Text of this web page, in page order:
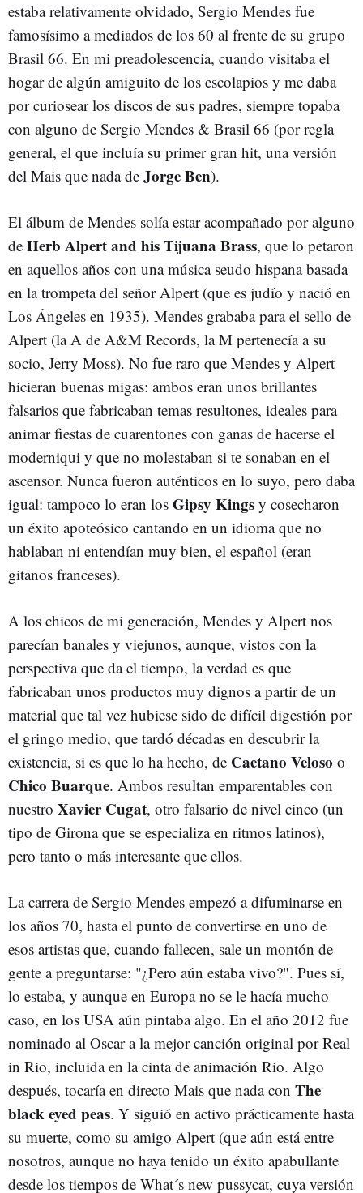
estaba relativamente olvidado, Sergio Mendes fue
famosísimo a mediados de los 60 al frente de su grupo
Brasil 66. En mi preadolescencia, cuando visitaba el
hogar de algún amiguito de los escolapios y me daba
por curiosear los discos de sus padres, siempre topaba
con alguno de Sergio Mendes & Brasil 66 (por regla
general, el que incluía su primer gran hit, una versión
del Mais que nada de Jorge Ben).
El álbum de Mendes solía estar acompañado por alguno
de Herb Alpert and his Tijuana Brass, que lo petaron
en aquellos años con una música seudo hispana basada
en la trompeta del señor Alpert (que es judío y nació en
Los Ángeles en 1935). Mendes grababa para el sello de
Alpert (la A de A&M Records, la M pertenecía a su
socio, Jerry Moss). No fue raro que Mendes y Alpert
hicieran buenas migas: ambos eran unos brillantes
falsarios que fabricaban temas resultones, ideales para
animar fiestas de cuarentones con ganas de hacerse el
moderniqui y que no molestaban si te sonaban en el
ascensor. Nunca fueron auténticos en lo suyo, pero daba
igual: tampoco lo eran los Gipsy Kings y cosecharon
un éxito apoteósico cantando en un idioma que no
hablaban ni entendían muy bien, el español (eran
gitanos franceses).
A los chicos de mi generación, Mendes y Alpert nos
parecían banales y viejunos, aunque, vistos con la
perspectiva que da el tiempo, la verdad es que
fabricaban unos productos muy dignos a partir de un
material que tal vez hubiese sido de difícil digestión por
el gringo medio, que tardó décadas en descubrir la
existencia, si es que lo ha hecho, de Caetano Veloso o
Chico Buarque. Ambos resultan emparentables con
nuestro Xavier Cugat, otro falsario de nivel cinco (un
tipo de Girona que se especializa en ritmos latinos),
pero tanto o más interesante que ellos.
La carrera de Sergio Mendes empezó a difuminarse en
los años 70, hasta el punto de convertirse en uno de
esos artistas que, cuando fallecen, sale un montón de
gente a preguntarse: "¿Pero aún estaba vivo?". Pues sí,
lo estaba, y aunque en Europa no se le hacía mucho
caso, en los USA aún pintaba algo. En el año 2012 fue
nominado al Oscar a la mejor canción original por Real
in Rio, incluida en la cinta de animación Rio. Algo
después, tocaría en directo Mais que nada con The
black eyed peas. Y siguió en activo prácticamente hasta
su muerte, como su amigo Alpert (que aún está entre
nosotros, aunque no haya tenido un éxito apabullante
desde los tiempos de What´s new pussycat, cuya versión